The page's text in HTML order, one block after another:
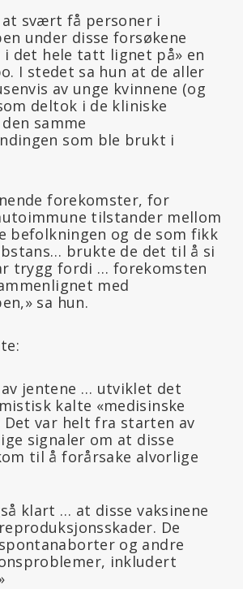
at svært få personer i
under disse forsøkene
i det hele tatt lignet på» en
I stedet sa hun at de aller
av unge kvinnene (og
deltok i de kliniske
samme
som ble brukt i
forekomster, for
tilstander mellom
befolkningen og de som fikk
brukte de det til å si
trygg fordi … forekomsten
med
sa hun.
av jentene … utviklet det
kalte «medisinske
Det var helt fra starten av
signaler om at disse
til å forårsake alvorlige
klart … at disse vaksinene
De
og andre
inkludert